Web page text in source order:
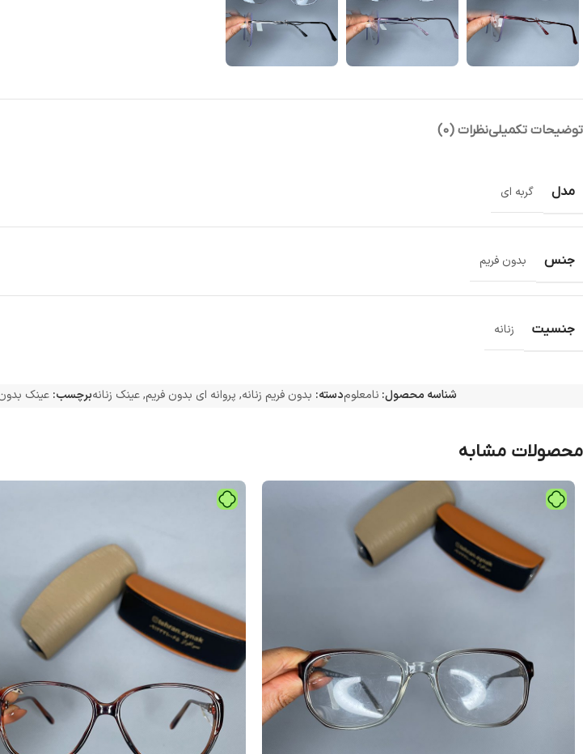
توضیحات تکمیلینظرات (0)
مدل گربه ای
جنس بدون فریم
جنسیت زنانه
شناسه محصول: نامعلومدسته: بدون فریم زنانه, پروانه ای بدون فریم,عینک زنانهبرچسب: عینک
محصولات مشابه